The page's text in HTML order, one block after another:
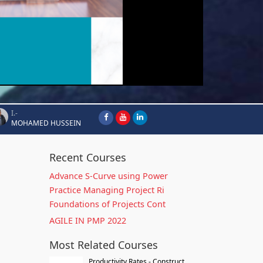
I.-
MOHAMED HUSSEIN
Recent Courses
Advance S-Curve using Power
Practice Managing Project Ri
Foundations of Projects Cont
AGILE IN PMP 2022
Most Related Courses